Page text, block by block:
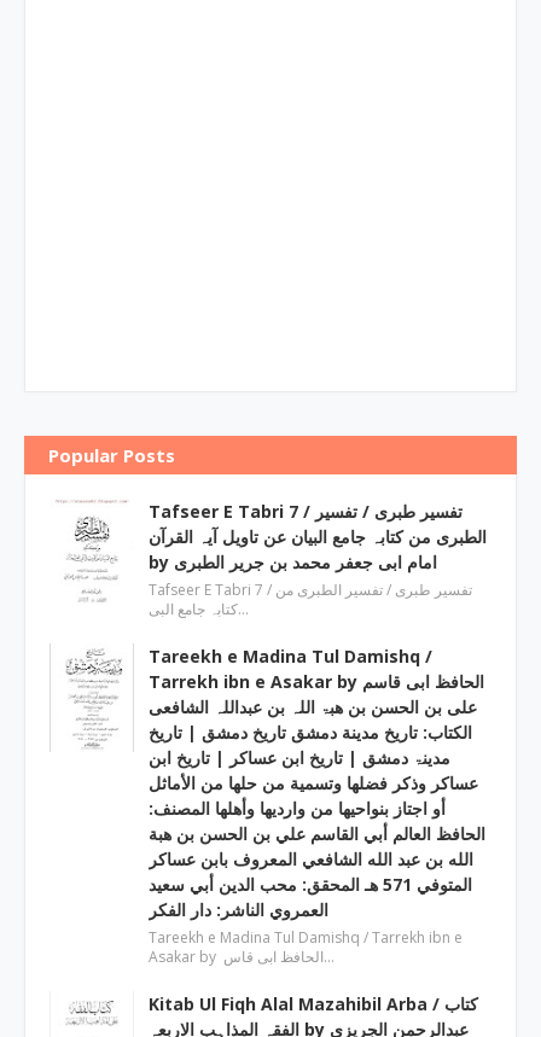
Popular Posts
Tafseer E Tabri 7 / تفسیر طبری / تفسیر
الطبری من کتابہ جامع البیان عن تاویل آیہ القرآن
by امام ابی جعفر محمد بن جریر الطبری
Tafseer E Tabri 7 / تفسیر طبری / تفسیر الطبری من
کتابہ جامع البی…
Tareekh e Madina Tul Damishq /
Tarrekh ibn e Asakar by الحافظ ابی قاسم
علی بن الحسن بن ھبۃ اللہ بن عبداللہ الشافعی
الكتاب: تاريخ مدينة دمشق تاريخ دمشق | تاریخ
مدینۃ دمشق | تاریخ ابن عساکر | تاريخ ابن
عساكر وذكر فضلها وتسمية من حلها من الأماثل
أو اجتاز بنواحيها من وارديها وأهلها المصنف:
الحافظ العالم أبي القاسم علي بن الحسن بن هبة
الله بن عبد الله الشافعي المعروف بابن عساكر
المتوفي 571 هـ المحقق: محب الدين أبي سعيد
العمروي الناشر: دار الفكر
Tareekh e Madina Tul Damishq / Tarrekh ibn e
Asakar by الحافظ ابی قاس…
Kitab Ul Fiqh Alal Mazahibil Arba / کتاب
الفقہ المذاہب الاربعہ by عبدالرحمن الجریزی